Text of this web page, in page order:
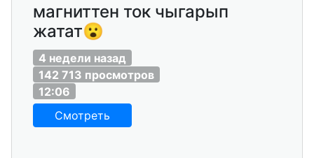
магниттен ток чыгарып
жатат😮
4 недели назад
142 713 просмотров
12:06
Смотреть